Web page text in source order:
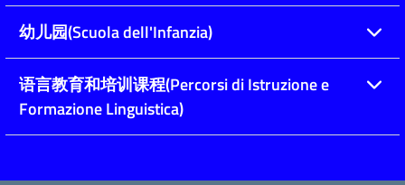
幼儿园(Scuola dell'Infanzia)
语言教育和培训课程(Percorsi di Istruzione e
Formazione Linguistica)